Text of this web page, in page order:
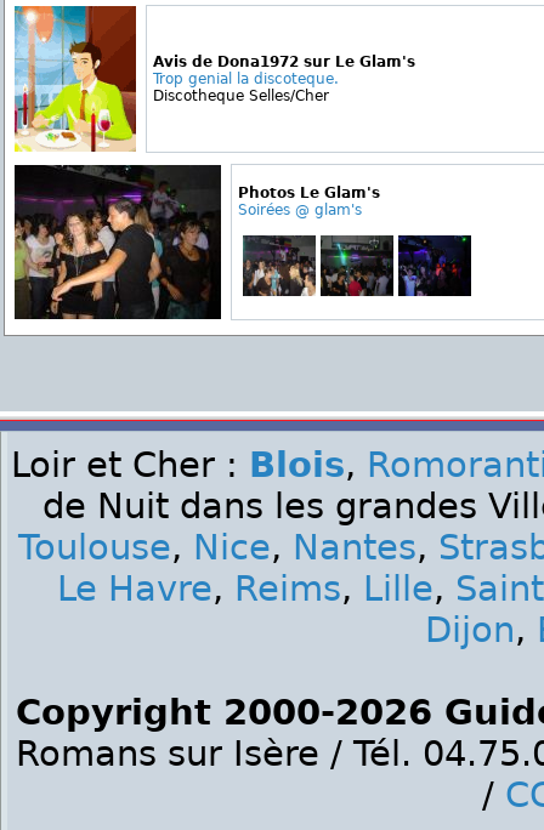
Avis de Dona1972 sur Le Glam's
Trop genial la discoteque.
Discotheque Selles/Cher
Photos Le Glam's
Soirées @ glam's
Loir et Cher : Blois,
de Nuit dans les grandes
Toulouse, Nice, Nantes,
Le Havre, Reims, Lille,
Dijon,
Copyright 2000-2026
Romans sur Isère / Tél.
/